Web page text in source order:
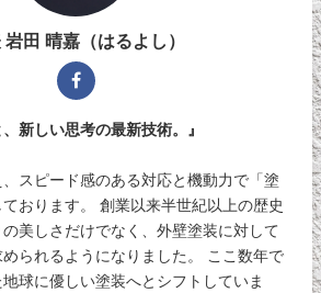
岩田 晴嘉（はるよし）
新しい思考の最新技術。』
スピード感のある対応と機動力で「塗
おります。 創業以来半世紀以上の歴史
美しさだけでなく、外壁塗装に対して
られるようになりました。 ここ数年で
球に優しい塗装へとシフトしていま